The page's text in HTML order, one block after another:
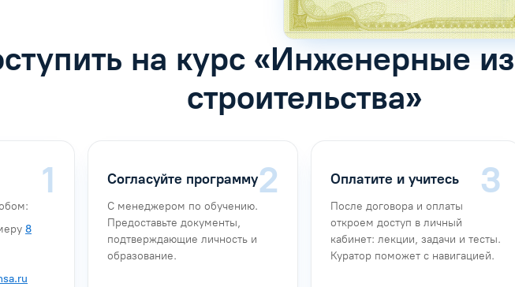
на курс «Инженерные
строительства»
8
Согласуйте программу
С менеджером по обучению.
Предоставьте документы,
подтверждающие личность и
образование.
Оплатите и учитесь
После договора и оплаты
откроем доступ в личный
кабинет: лекции, задачи и тесты.
Куратор поможет с навигацией.